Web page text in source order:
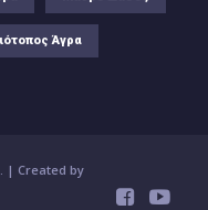
Άγρα
| Created by
 